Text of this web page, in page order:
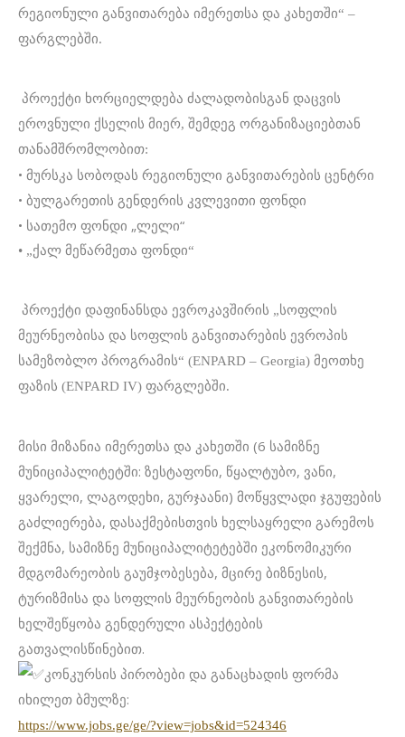
რეგიონული განვითარება იმერეთსა და კახეთში“ –
ფარგლებში.
პროექტი ხორციელდება ძალადობისგან დაცვის
ეროვნული ქსელის მიერ, შემდეგ ორგანიზაციებთან
თანამშრომლობით:
• მურსკა სობოდას რეგიონული განვითარების ცენტრი
• ბულგარეთის გენდერის კვლევითი ფონდი
• სათემო ფონდი „ლელი“
• „ქალ მეწარმეთა ფონდი“
პროექტი დაფინანსდა ევროკავშირის „სოფლის
მეურნეობისა და სოფლის განვითარების ევროპის
სამეზობლო პროგრამის“ (ENPARD – Georgia) მეოთხე
ფაზის (ENPARD IV) ფარგლებში.
მისი მიზანია იმერეთსა და კახეთში (6 სამიზნე
მუნიციპალიტეტში: ზესტაფონი, წყალტუბო, ვანი,
ყვარელი, ლაგოდეხი, გურჯაანი) მოწყვლადი ჯგუფების
გაძლიერება, დასაქმებისთვის ხელსაყრელი გარემოს
შექმნა, სამიზნე მუნიციპალიტეტებში ეკონომიკური
მდგომარეობის გაუმჯობესება, მცირე ბიზნესის,
ტურიზმისა და სოფლის მეურნეობის განვითარების
ხელშეწყობა გენდერული ასპექტების
გათვალისწინებით.
კონკურსის პირობები და განაცხადის ფორმა
იხილეთ ბმულზე:
https://www.jobs.ge/ge/?view=jobs&id=524346